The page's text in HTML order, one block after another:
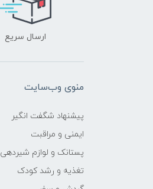
ارسال سریع
منوی وب‌سایت
پیشنهاد شگفت انگیر
ایمنی و مراقبت
پستانک و لوازم شیردهی
تغذیه و رشد کودک